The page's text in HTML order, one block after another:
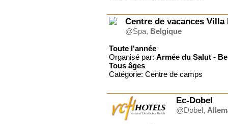
Centre de vacances Villa
@Spa, Belgique
Toute l'année
Organisé par: Armée du Salut -
Tous âges
Catégorie: Centre de camps
Ec-Dobel
@Dobel,